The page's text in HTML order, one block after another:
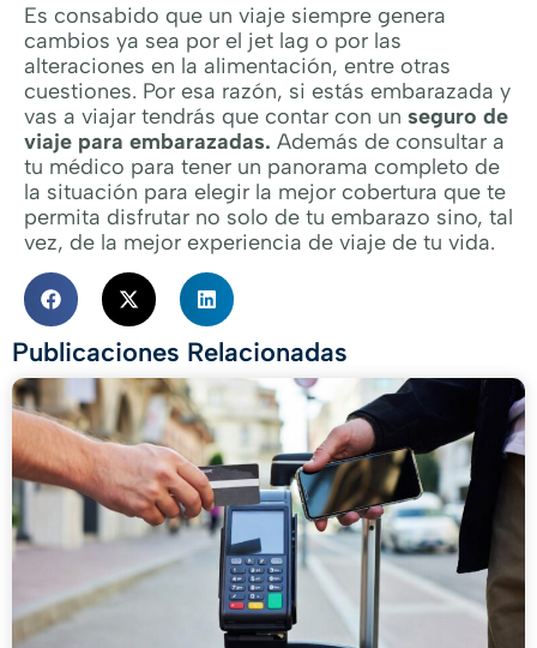
Es consabido que un viaje siempre genera
cambios ya sea por el jet lag o por las
alteraciones en la alimentación, entre otras
cuestiones. Por esa razón, si estás embarazada y
vas a viajar tendrás que contar con un seguro de
viaje para embarazadas. Además de consultar a
tu médico para tener un panorama completo de
la situación para elegir la mejor cobertura que te
permita disfrutar no solo de tu embarazo sino, tal
vez, de la mejor experiencia de viaje de tu vida.
Publicaciones Relacionadas